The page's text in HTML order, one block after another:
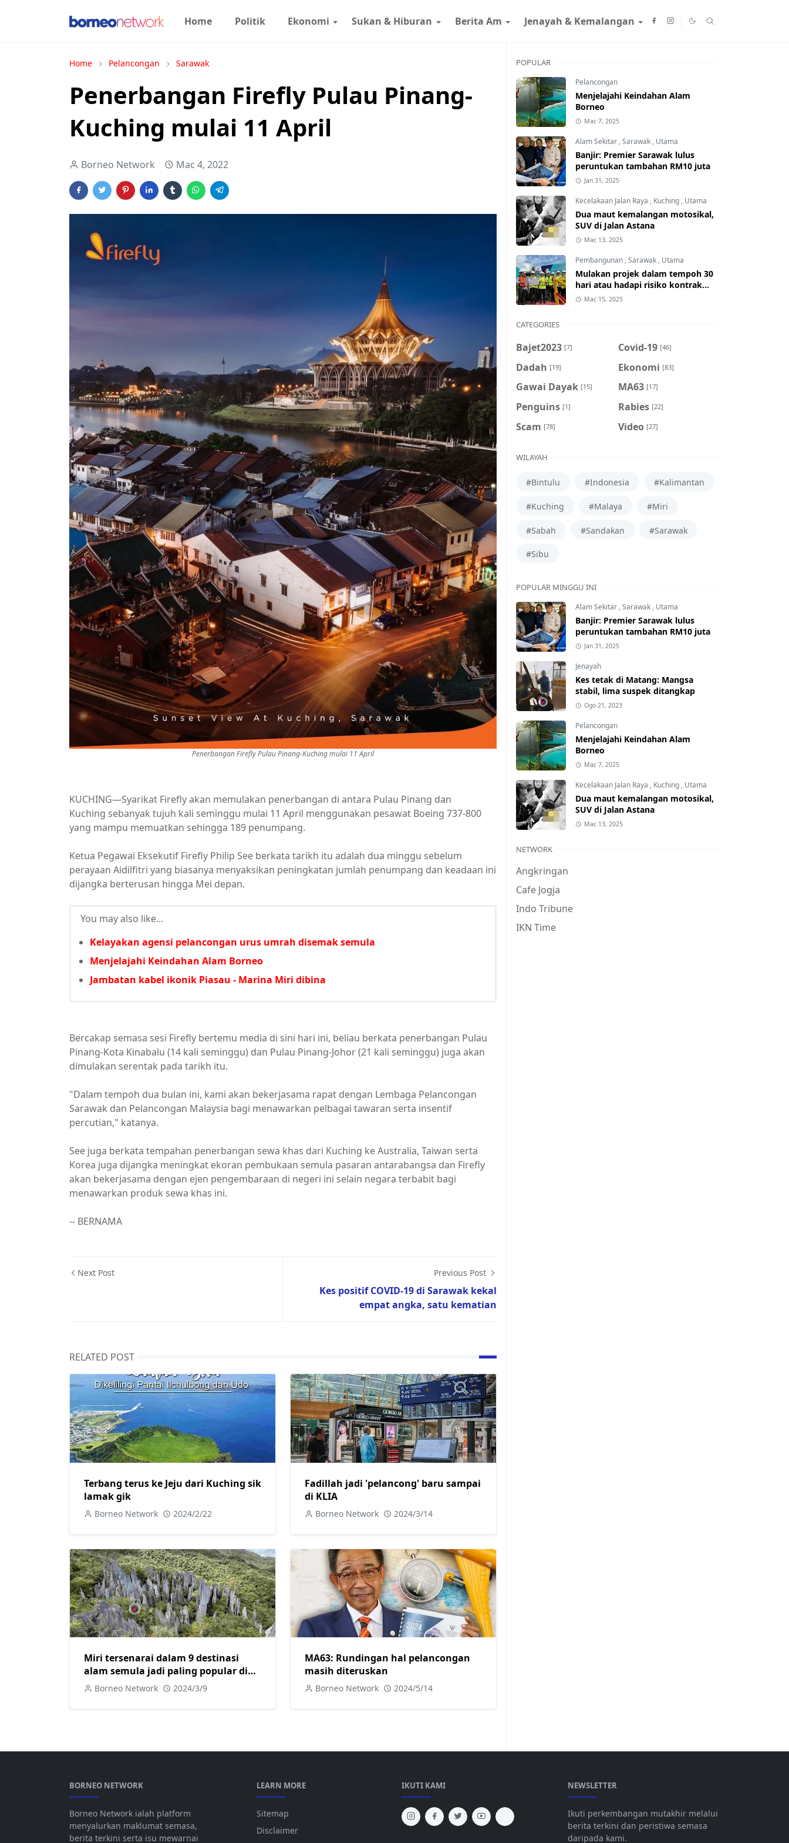
Home Politik Ekonomi Sukan & Hiburan Berita Am Jenayah & Kemalangan
Home Pelancongan Sarawak
Penerbangan Firefly Pulau Pinang-
Kuching mulai 11 April
Borneo Network Mac 4, 2022
Penerbangan Firefly Pulau Pinang-Kuching mulai 11 April
KUCHING—Syarikat Firefly akan memulakan penerbangan di antara Pulau Pinang dan
Kuching sebanyak tujuh kali seminggu mulai 11 April menggunakan pesawat Boeing 737-800
yang mampu memuatkan sehingga 189 penumpang.
Ketua Pegawai Eksekutif Firefly Philip See berkata tarikh itu adalah dua minggu sebelum
perayaan Aidilfitri yang biasanya menyaksikan peningkatan jumlah penumpang dan keadaan ini
dijangka berterusan hingga Mei depan.
You may also like...
Kelayakan agensi pelancongan urus umrah disemak semula
Menjelajahi Keindahan Alam Borneo
Jambatan kabel ikonik Piasau - Marina Miri dibina
Bercakap semasa sesi Firefly bertemu media di sini hari ini, beliau berkata penerbangan Pulau
Pinang-Kota Kinabalu (14 kali seminggu) dan Pulau Pinang-Johor (21 kali seminggu) juga akan
dimulakan serentak pada tarikh itu.
"Dalam tempoh dua bulan ini, kami akan bekerjasama rapat dengan Lembaga Pelancongan
Sarawak dan Pelancongan Malaysia bagi menawarkan pelbagai tawaran serta insentif
percutian," katanya.
See juga berkata tempahan penerbangan sewa khas dari Kuching ke Australia, Taiwan serta
Korea juga dijangka meningkat ekoran pembukaan semula pasaran antarabangsa dan Firefly
akan bekerjasama dengan ejen pengembaraan di negeri ini selain negara terbabit bagi
menawarkan produk sewa khas ini.
-- BERNAMA
Next Post Previous Post
Kes positif COVID-19 di Sarawak kekal
empat angka, satu kematian
RELATED POST
Terbang terus ke Jeju dari Kuching sik
lamak gik
Borneo Network 2024/2/22
Fadillah jadi 'pelancong' baru sampai
di KLIA
Borneo Network 2024/3/14
Miri tersenarai dalam 9 destinasi
alam semula jadi paling popular di
AsiaBorneo Network 2024/3/9
MA63: Rundingan hal pelancongan
masih diteruskan
Borneo Network 2024/5/14
POPULAR
Pelancongan
Menjelajahi Keindahan Alam
Borneo
Mac 7, 2025
Alam Sekitar ,Sarawak , Utama
Banjir: Premier Sarawak lulus
peruntukan tambahan RM10 juta
Jan 31, 2025
Kecelakaan Jalan Raya , Kuching , Utama
Dua maut kemalangan motosikal,
SUV di Jalan Astana
Mac 13, 2025
Pembangunan ,Sarawak , Utama
Mulakan projek dalam tempoh 30
hari atau hadapi risiko kontrak
ditamatkan
Mac 15, 2025
CATEGORIES
Bajet2023 [7] Covid-19 [46]
Dadah [19] Ekonomi [83]
Gawai Dayak [15] MA63 [17]
Penguins [1] Rabies [22]
Scam [78] Video [27]
WILAYAH
#Bintulu #Indonesia #Kalimantan
#Kuching #Malaya #Miri
#Sabah #Sandakan #Sarawak
#Sibu
POPULAR MINGGU INI
Alam Sekitar ,Sarawak , Utama
Banjir: Premier Sarawak lulus
peruntukan tambahan RM10 juta
Jan 31, 2025
Jenayah
Kes tetak di Matang: Mangsa
stabil, lima suspek ditangkap
Ogo 21, 2023
Pelancongan
Menjelajahi Keindahan Alam
Borneo
Mac 7, 2025
Kecelakaan Jalan Raya , Kuching , Utama
Dua maut kemalangan motosikal,
SUV di Jalan Astana
Mac 13, 2025
NETWORK
Angkringan
Cafe Jogja
Indo Tribune
IKN Time
BORNEO NETWORK
Borneo Network ialah platform
menyalurkan maklumat semasa,
berita terkini serta isu mewarnai
LEARN MORE
Sitemap
Disclaimer
IKUTI KAMI NEWSLETTER
Ikuti perkembangan mutakhir melalui
berita terkini dan peristiwa semasa
daripada kami.